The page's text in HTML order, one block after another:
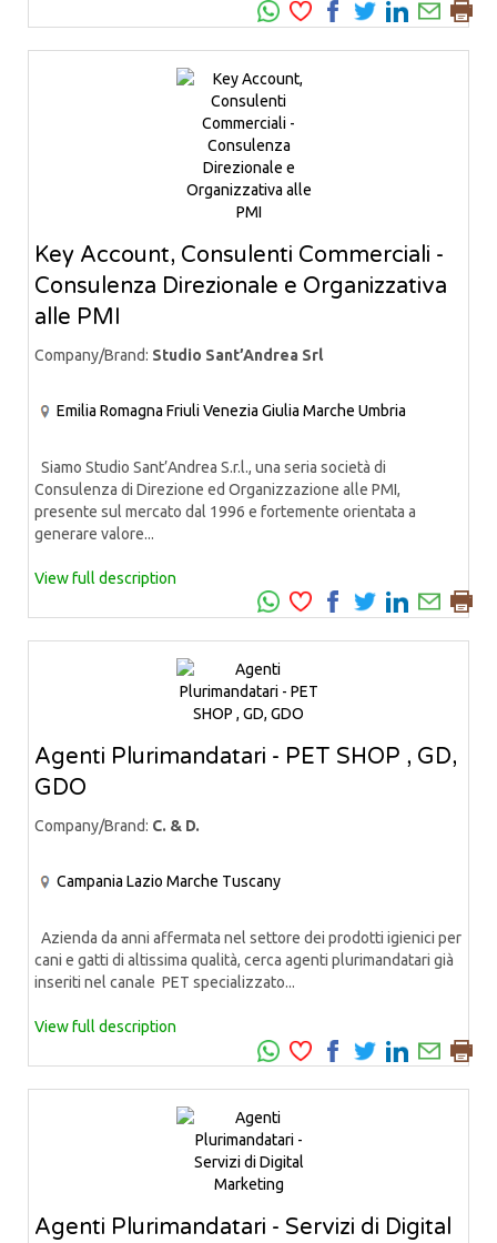
Key Account, Consulenti Commerciali -
Consulenza Direzionale e Organizzativa
alle PMI
Company/Brand: Studio Sant’Andrea Srl
Emilia Romagna Friuli Venezia Giulia Marche Umbria
Siamo Studio Sant’Andrea S.r.l., una seria società di
Consulenza di Direzione ed Organizzazione alle PMI,
presente sul mercato dal 1996 e fortemente orientata a
generare valore...
View full description
Agenti Plurimandatari - PET SHOP , GD,
GDO
Company/Brand: C. & D.
Campania Lazio Marche Tuscany
Azienda da anni affermata nel settore dei prodotti igienici per
cani e gatti di altissima qualità, cerca agenti plurimandatari già
inseriti nel canale PET specializzato...
View full description
Agenti Plurimandatari - Servizi di Digital